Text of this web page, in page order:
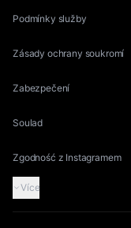
Podmínky služby
Zásady ochrany soukromí
Zabezpečení
Soulad
Zgodność z Instagramem
Více